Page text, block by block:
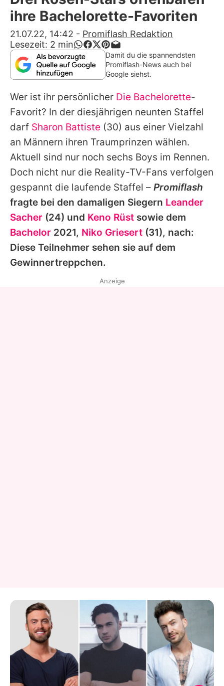
Alle Themen auf Promiflash
App runterladen
Team
Redaktionelle Richtlinien
Impressum
Nutzungsbedingungen
Utiq verwalten
ihre Bachelorette-Favoriten
21.07.22, 14:42 - Promiflash Redaktion
Lesezeit: 2 min
Damit du die spannendsten
Promiflash-News auch bei
Google siehst.
Wer ist ihr persönlicher Die Bachelorette-
Favorit? In der diesjährigen neunten Staffel
darf Sharon Battiste (30) aus einer Vielzahl
an Männern ihren Traumprinzen wählen.
Aktuell sind nur noch sechs Boys im Rennen.
Doch nicht nur die Reality-TV-Fans verfolgen
gespannt die laufende Staffel – Promiflash
fragte bei den damaligen Siegern Leander
Sacher (24) und Keno Rüst sowie dem
Bachelor 2021, Niko Griesert (31), nach:
Diese Teilnehmer sehen sie auf dem
Gewinnertreppchen.
Anzeige